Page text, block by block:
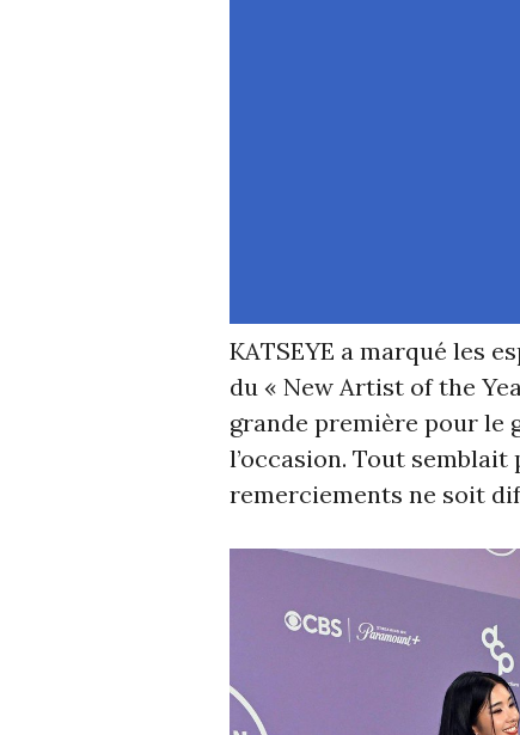
KATSEYE a marqué les
du « New Artist of the
grande première pour le
l’occasion. Tout
remerciements ne soit